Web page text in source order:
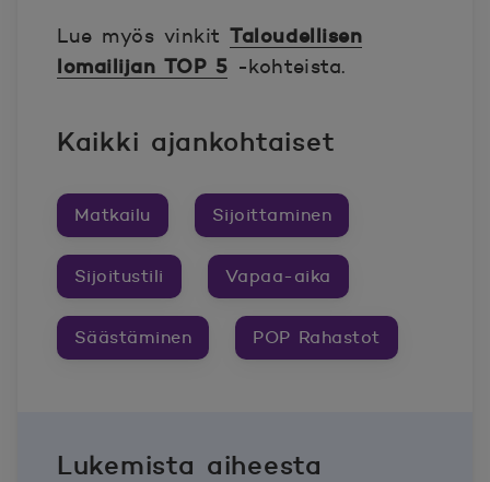
Lue myös vinkitTaloudellisen
lomailijan TOP 5 -kohteista.
Kaikki ajankohtaiset
Matkailu Sijoittaminen
Sijoitustili Vapaa-aika
Säästäminen POP Rahastot
Lukemista aiheesta